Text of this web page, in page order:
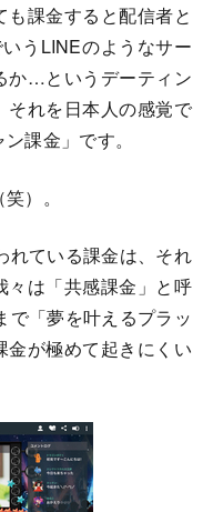
課金すると配信者と
うLINEのようなサー
か…というデーティン
それを日本人の感覚で
課金」です。
）。
れている課金は、それ
々は「共感課金」と呼
で「夢を叶えるプラッ
金が極めて起きにくい